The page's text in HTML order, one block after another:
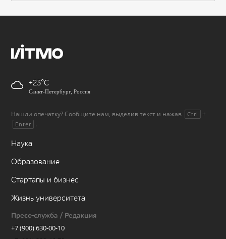
+23
Санкт-Петербург, Россия
Нашли опечатку? Сообщите нам, выделив текст и нажав Ctrl +
Enter .
Наука
Образование
Стартапы и бизнес
Жизнь университета
Пресс-служба / Редакция
+7 (900) 630-00-10